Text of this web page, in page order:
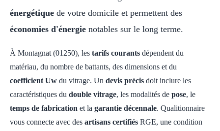
énergétique de votre domicile et permettent des
économies d'énergie notables sur le long terme.
À Montagnat (01250), les tarifs courants dépendent du
matériau, du nombre de battants, des dimensions et du
coefficient Uw du vitrage. Un devis précis doit inclure les
caractéristiques du double vitrage, les modalités de pose, le
temps de fabrication et la garantie décennale. Qualitionnaire
vous connecte avec des artisans certifiés RGE, une condition